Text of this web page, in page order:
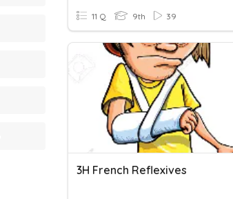
11 Q 9th 39
3H French Reflexives